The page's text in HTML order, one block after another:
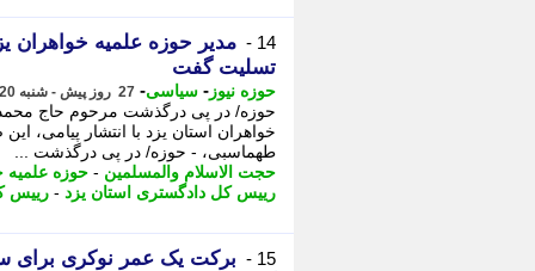
14 -
مدیر حوزه علمیه خواهران
تسلیت گفت
حوزه نیوز - سیاسی- 27 روز پیش - شنبه 20 تیر 1405، 13:42
حوزه/ در پی درگذشت مرحوم حاج محمد
خواهران استان یزد با انتشار پیامی،
طهماسبی، - حوزه/ در پی درگذشت ...
حجت الاسلام والمسلمین - حوزه علمیه
رییس کل دادگستری استان یزد - رییس
15 -
برکت یک عمر نوکری برای